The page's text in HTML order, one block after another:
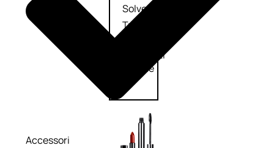
Solvente
Trattamenti
Cofanetti
unghie
Accessori